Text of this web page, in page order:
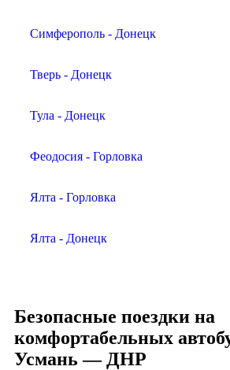
Симферополь - Донецк
Тверь - Донецк
Тула - Донецк
Феодосия - Горловка
Ялта - Горловка
Ялта - Донецк
Безопасные поездки на
комфортабельных
Усмань — ДНР